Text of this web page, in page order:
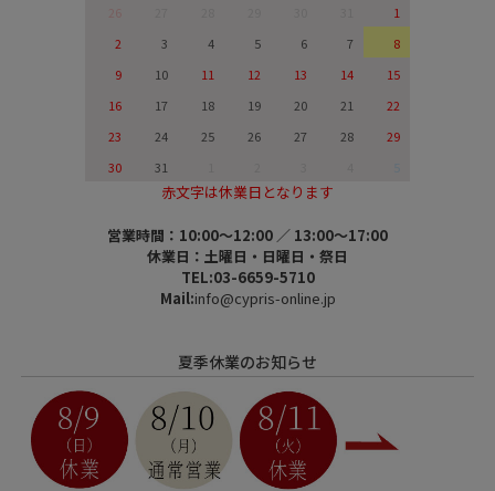
1
2
3 4 5 6 7
8
9
10 11 12 13 14
15
16
17 18 19 20 21
22
23
24 25 26 27 28
29
30
31
赤文字は休業日となります
営業時間：10:00～12:00 ／ 13:00～17:00
休業日：土曜日・日曜日・祭日
TEL:03-6659-5710
Mail:info@cypris-online.jp
夏季休業のお知らせ